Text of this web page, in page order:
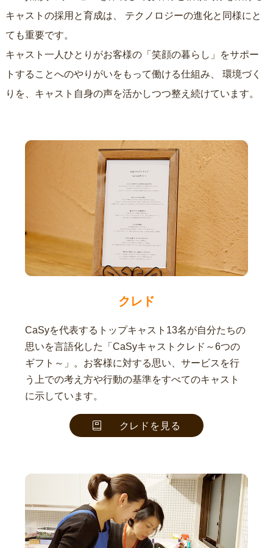
キャストの採用と育成は、
ても重要です。
キャスト一人ひとりがお客様の「笑顔の暮らし」をサポー
トすることへのやりがいをもって働ける仕組み、
りを、キャスト自身の声を活かしつつ整え続けています。
クレド
CaSyを代表するトップキャスト13名が自分たちの
思いを言語化した「CaSyキャストクレド～6つの
ギフト～」。お客様に対する思い、サービスを行
う上での考え方や行動の基準をすべてのキャスト
に示しています。
クレドを見る